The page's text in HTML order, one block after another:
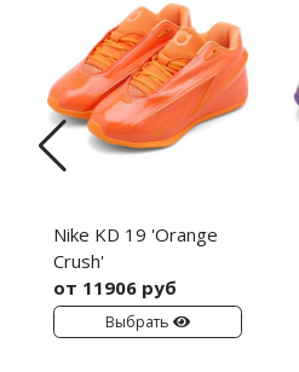
Nike KD 19 'Orange
Crush'
от 11906 руб
Выбрать